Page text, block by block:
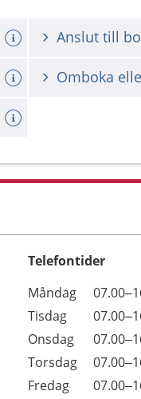
Anslut till
Omboka
Telefontider
Dag
Öppettider
Kommentarer
Måndag
Tisdag
Onsdag
Torsdag
Fredag